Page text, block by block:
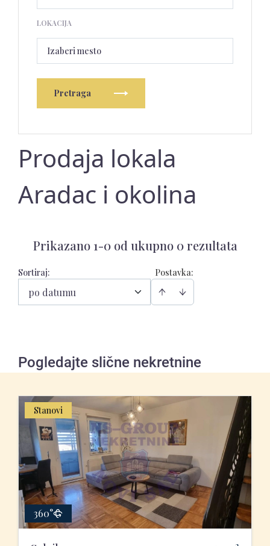
LOKACIJA
Izaberi mesto
Pretraga
Prodaja lokala
Aradac i okolina
Prikazano 1-0 od ukupno 0 rezultata
Postavka:
Sortiraj:
po datumu
Pogledajte slične nekretnine
Stanovi
360°